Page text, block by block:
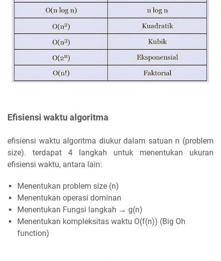
Efisiensi waktu algoritma
efisiensi waktu algoritma diukur dalam satuan n (problem
size). terdapat 4 langkah untuk menentukan ukuran
efisiensi waktu, antara lain:
Menentukan problem size (n)
Menentukan operasi dominan
Menentukan Fungsi langkah → g(n)
Menentukan kompleksitas waktu O(f(n)) (Big Oh
function)